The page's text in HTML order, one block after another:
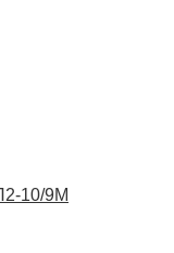
10/9М